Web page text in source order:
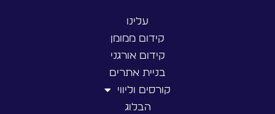
עלינו
קידום ממומן
קידום אורגני
בניית אתרים
קורסים וליווי
הבלוג